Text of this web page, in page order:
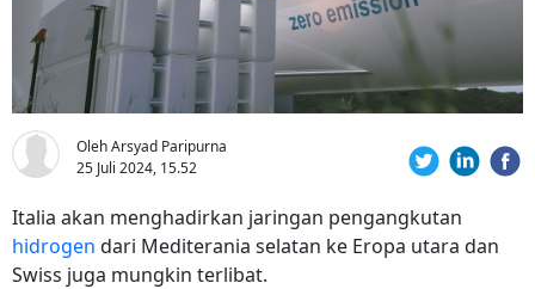
Oleh Arsyad Paripurna
25 Juli 2024, 15.52
Italia akan menghadirkan jaringan pengangkutan
hidrogen dari Mediterania selatan ke Eropa utara dan
Swiss juga mungkin terlibat.